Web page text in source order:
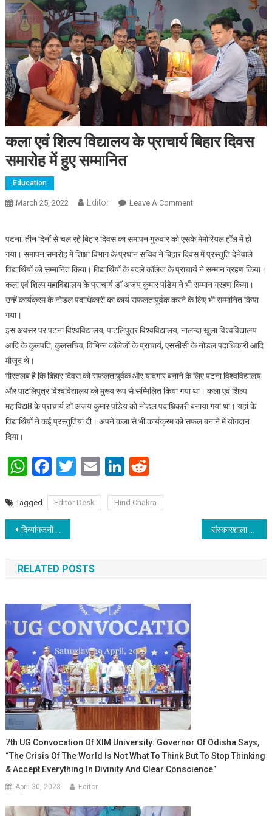
कला एवं शिल्प विद्यालय के प्राचार्य बिहार दिवस
समारोह में हुए सम्मानित
Education
March 25, 2022 Editor Leave A CommentOn कला एवं शिल्प विद्यालय
पटना: तीन दिनों से चल रहे बिहार दिवस का समापन गुरुवार को एसके मेमोरियल हॉल में हो
गया। समापन समारोह में शिक्षा विभाग के प्रधान सचिव ने बिहार दिवस में प्रस्तुति देनेवाले
विद्यार्थियों को सम्मानित किया। विद्यार्थियों के बदले कॉलेज के प्राचार्य ने सम्मान ग्रहण किया।
कला एवं शिल्प महाविद्यालय के प्राचार्य डॉ अजय कुमार पांडेय ने भी सम्मान ग्रहण किया।
उन्हें कार्यक्रम के नोडल पदाधिकारी का कार्य सफलतापूर्वक करने के लिए भी सम्मानित किया
गया।
इस अवसर पर पटना विश्वविद्यालय, पाटलिपुत्र विश्वविद्यालय, नालन्दा खुला विश्वविद्यालय
आदि के कुलपति, कुलसचिव, विभिन्न कॉलेजों के प्राचार्य, एससीसी के नोडल पदाधिकारी आदि
मौजूद थे।
गौरतलब है कि बिहार दिवस को सफलतापूर्वक और यादगार बनाने के लिए पटना विश्वविद्यालय
और पाटलिपुत्र विश्वविद्यालय को मुख्य रूप से सम्मिलित किया गया था। कला एवं शिल्प
महाविद्य8 के प्राचार्य डॉ अजय कुमार पांडेय को नोडल पदाधिकारी बनाया गया था। यहां के
विद्यार्थियों ने कई प्रस्तुतियां दी। अपने कला से भी कार्यक्रम को सफल बनाने में योगदान
दिया।
WhatsApp
Facebook
Twitter
EmailLinkedIn
Tagged Editor Desk Hind Chakra
Post navigation
दिव्‍यांगजनों के लिए शारीरिक शिक्षा एवं खेल के महत्‍व विषय पर राष्‍ट्रीय स्‍तर पर वर्कशॉप संस्कारशाला में मना बिहार दिवस
RELATED POSTS
7th UG Convocation Of XIM University: Governor Of Odisha Says,
“The Crisis Of The World Is Not What To Think But To Stop Thinking
& Accept Everything In Divinity And Clear Conscience”
April 30, 2023 Editor